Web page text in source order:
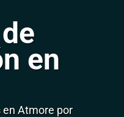
en
Atmore por